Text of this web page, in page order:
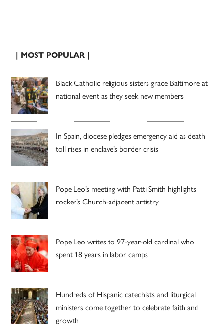
| MOST POPULAR |
Black Catholic religious sisters grace Baltimore at
national event as they seek new members
In Spain, diocese pledges emergency aid as death
toll rises in enclave’s border crisis
Pope Leo’s meeting with Patti Smith highlights
rocker’s Church-adjacent artistry
Pope Leo writes to 97-year-old cardinal who
spent 18 years in labor camps
Hundreds of Hispanic catechists and liturgical
ministers come together to celebrate faith and
growth